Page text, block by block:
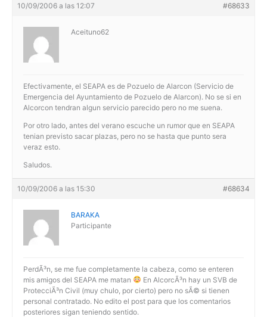
10/09/2006 a las 12:07 #68633
Aceituno62
Efectivamente, el SEAPA es de Pozuelo de Alarcon (Servicio de
Emergencia del Ayuntamiento de Pozuelo de Alarcon). No se si en
Alcorcon tendran algun servicio parecido pero no me suena.
Por otro lado, antes del verano escuche un rumor que en SEAPA
tenian previsto sacar plazas, pero no se hasta que punto sera
veraz esto.
Saludos.
10/09/2006 a las 15:30 #68634
BARAKA
Participante
PerdÃ³n, se me fue completamente la cabeza, como se enteren
mis amigos del SEAPA me matan
En AlcorcÃ³n hay un SVB de
ProtecciÃ³n Civil (muy chulo, por cierto) pero no sÃ© si tienen
personal contratado. No edito el post para que los comentarios
posteriores sigan teniendo sentido.